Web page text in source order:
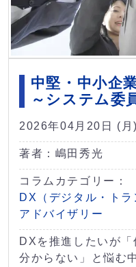
中堅・中小企
～システム委
2026年04月20日 (月)
著者：嶋田秀光
コラムカテゴリー：
DX（デジタル・トラ
アドバイザリー
DXを推進したいが
分からない」と悩む